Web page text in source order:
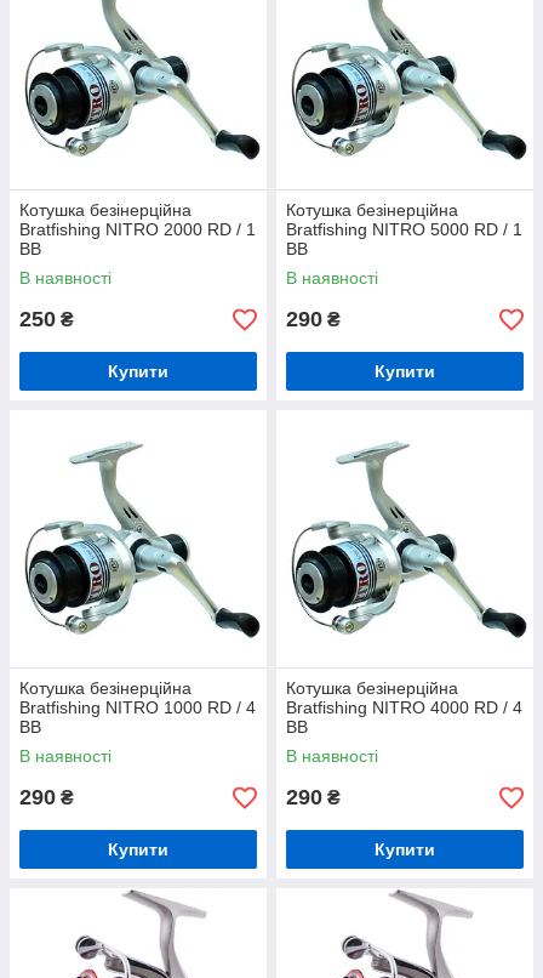
Котушка безінерційна
Bratfishing NITRO 2000 RD / 1
BB
В наявності
250 ₴
Купити
Котушка безінерційна
Bratfishing NITRO 5000 RD / 1
BB
В наявності
290 ₴
Купити
Котушка безінерційна
Bratfishing NITRO 1000 RD / 4
BB
В наявності
290 ₴
Купити
Котушка безінерційна
Bratfishing NITRO 4000 RD / 4
BB
В наявності
290 ₴
Купити